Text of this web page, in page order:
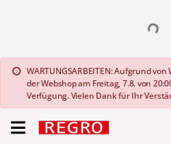
info WARTUNGSARBEITEN: Aufgrund
der Webshop am Freitag, 7.8. von
Verfügung. Vielen Dank für Ihr